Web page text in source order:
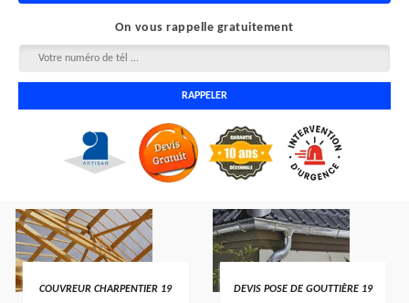
On vous rappelle gratuitement
COUVREUR CHARPENTIER 19 DEVIS POSE DE GOUTTIÈRE 19